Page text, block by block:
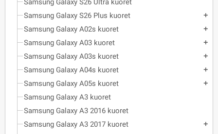
Samsung Galaxy S26 Ultra kuoret
Samsung Galaxy S26 Plus kuoret
add
Samsung Galaxy A02s kuoret add
Samsung Galaxy A03 kuoret add
Samsung Galaxy A03s kuoret add
Samsung Galaxy A04s kuoret add
Samsung Galaxy A05s kuoret add
Samsung Galaxy A3 kuoret
Samsung Galaxy A3 2016 kuoret
Samsung Galaxy A3 2017 kuoret
add